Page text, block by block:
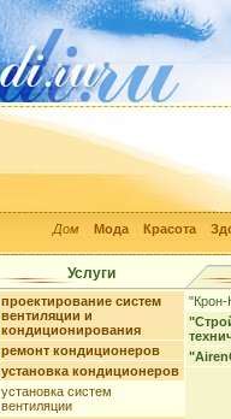
Дом Мода Красота
Услуги
проектирование систем
вентиляции и
кондиционирования
ремонт кондиционеров
установка кондиционеров
установка систем
вентиляции
"Крон-